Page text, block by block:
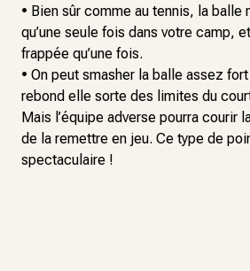
• Bien sûr comme au tennis, la balle
qu’une seule fois dans votre camp,
frappée qu’une fois.
• On peut smasher la balle assez
rebond elle sorte des limites du
Mais l’équipe adverse pourra courir
de la remettre en jeu. Ce type de
spectaculaire !